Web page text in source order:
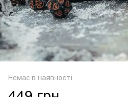
Немає в наявності